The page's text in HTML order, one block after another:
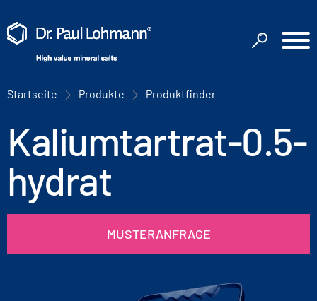
Startseite Produkte Produktfinder
Kaliumtartrat-0.5-
hydrat
MUSTERANFRAGE